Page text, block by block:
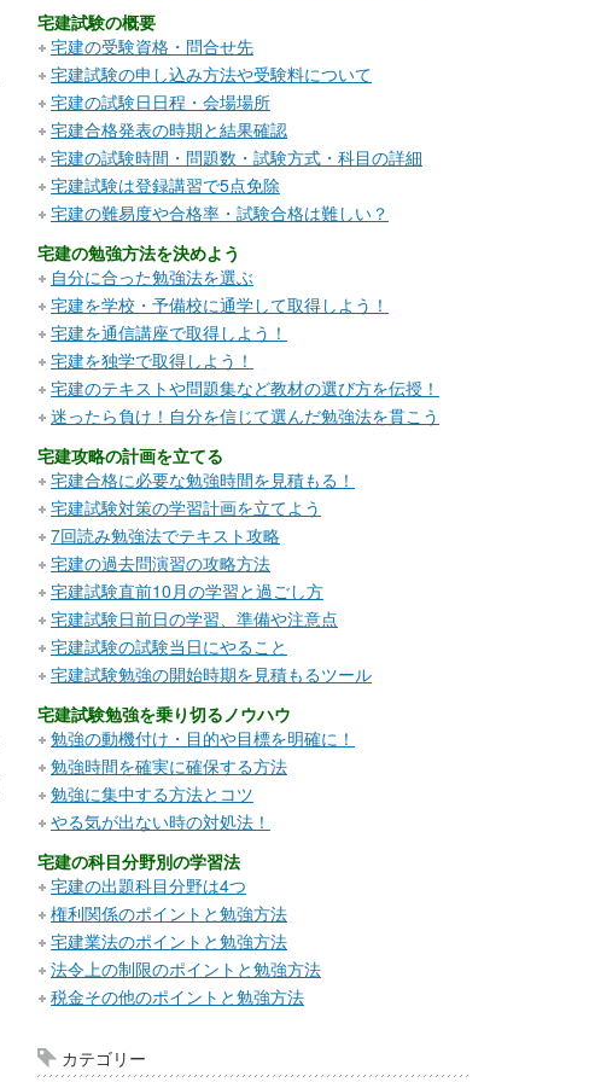
宅建試験の概要
宅建の受験資格・問合せ先
宅建試験の申し込み方法や受験料について
宅建の試験日日程・会場場所
宅建合格発表の時期と結果確認
宅建の試験時間・問題数・試験方式・科目の詳細
宅建試験は登録講習で5点免除
宅建の難易度や合格率・試験合格は難しい？
宅建の勉強方法を決めよう
自分に合った勉強法を選ぶ
宅建を学校・予備校に通学して取得しよう！
宅建を通信講座で取得しよう！
宅建を独学で取得しよう！
宅建のテキストや問題集など教材の選び方を伝授！
迷ったら負け！自分を信じて選んだ勉強法を貫こう
宅建攻略の計画を立てる
宅建合格に必要な勉強時間を見積もる！
宅建試験対策の学習計画を立てよう
7回読み勉強法でテキスト攻略
宅建の過去問演習の攻略方法
宅建試験直前10月の学習と過ごし方
宅建試験日前日の学習、準備や注意点
宅建試験の試験当日にやること
宅建試験勉強の開始時期を見積もるツール
宅建試験勉強を乗り切るノウハウ
勉強の動機付け・目的や目標を明確に！
勉強時間を確実に確保する方法
勉強に集中する方法とコツ
やる気が出ない時の対処法！
宅建の科目分野別の学習法
宅建の出題科目分野は4つ
権利関係のポイントと勉強方法
宅建業法のポイントと勉強方法
法令上の制限のポイントと勉強方法
税金その他のポイントと勉強方法
カテゴリー